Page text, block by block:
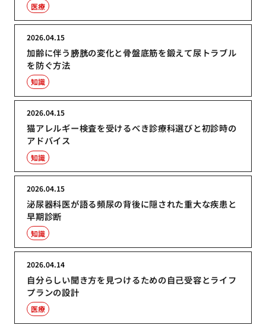
医療
加齢に伴う膀胱の変化と骨盤底筋を鍛えて尿トラブル
を防ぐ方法
2026.04.15
知識
猫アレルギー検査を受けるべき診療科選びと初診時の
アドバイス
2026.04.15
知識
泌尿器科医が語る頻尿の背後に隠された重大な疾患と
早期診断
2026.04.15
知識
自分らしい聞き方を見つけるための自己受容とライフ
プランの設計
2026.04.14
医療